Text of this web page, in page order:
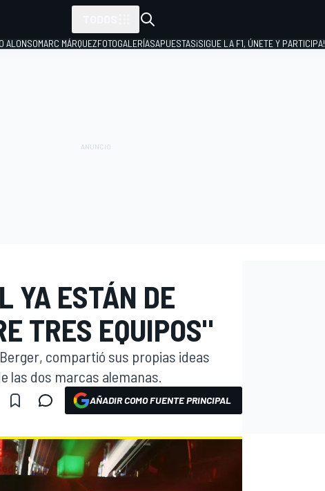
ALONSOMARC MÁRQUEZFOTOGALERÍASAPUESTAS¡SIGUE LA F1, ÚNETE Y PARTICIPA!
YA ESTÁN DE
TRES EQUIPOS"
compartió sus propias ideas
las dos marcas alemanas.
AÑADIR COMO FUENTE PRINCIPAL